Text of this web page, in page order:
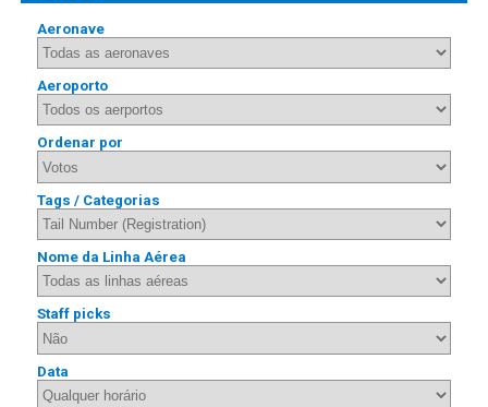
Aeronave
Aeroporto
Ordenar por
Tags / Categorias
Nome da Linha Aérea
Staff picks
Data